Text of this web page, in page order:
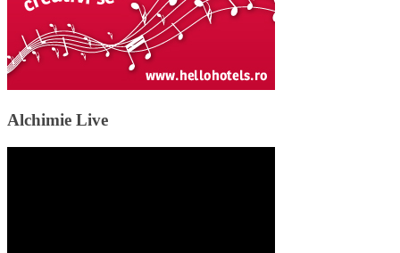
Alchimie Live